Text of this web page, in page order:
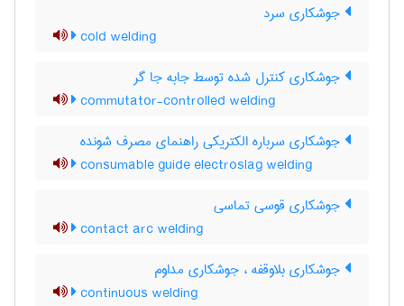
جوشکاری سرد
cold welding
جوشکاری کنترل شده توسط جابه جا گر
commutator-controlled welding
جوشکاری سرباره الکتریکی راهنمای مصرف شونده
consumable guide electroslag welding
جوشکاری قوسی تماسی
contact arc welding
جوشکاری بلاوقفه ، جوشکاری مداوم
continuous welding